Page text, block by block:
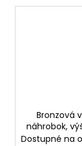
Bronzová
náhrobok,
Dostupné na